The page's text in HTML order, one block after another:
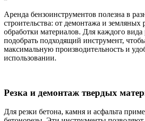
Аренда бензоинструментов полезна в
строительства: от демонтажа и земляных
обработки материалов. Для каждого
подобрать подходящий инструмент,
максимальную производительность и
использовании.
Резка и демонтаж твердых
Для резки бетона, камня и асфальта